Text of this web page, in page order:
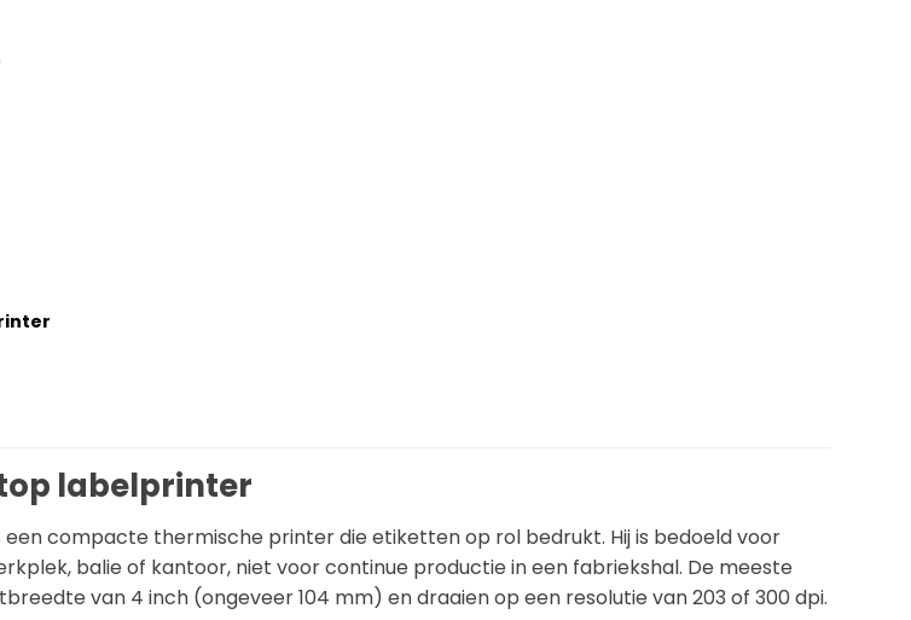
labelprinter
compacte thermische printer die etiketten op rol bedrukt. Hij is bedoeld voor
balie of kantoor, niet voor continue productie in een fabriekshal. De meeste
van 4 inch (ongeveer 104 mm) en draaien op een resolutie van 203 of 300 dpi.